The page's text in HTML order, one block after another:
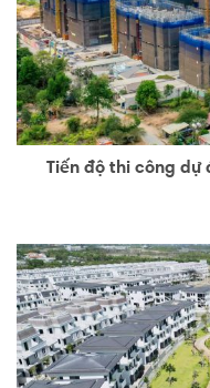
Tiến độ thi công dự